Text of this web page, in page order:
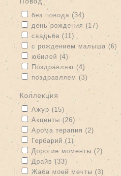
Apply без повода filter
без повода (34) Apply без
Apply день рождения filter
день рождения (17) Apply
Apply свадьба filter
свадьба (11) Apply
Apply с рождением малыша
с рождением малыша (6)
Apply юбилей filter
юбилей (4) Apply юбилей
Apply Поздравляю filter
Поздравляю (4) Apply
Apply поздравляем filter
поздравляем (3) Apply
Коллекция
Apply Ажур filter
Ажур (15) Apply Ажур filter
Apply Акценты filter
Акценты (26) Apply
Apply Арома терапия filter
Арома терапия (2) Apply
Apply Гербарий filter
Гербарий (1)
Apply Дорогие моменты filter
Дорогие моменты (2)
Apply Драйв filter
Драйв (33) Apply Драйв
Apply Жаба моей мечты filter
Жаба моей мечты (3)